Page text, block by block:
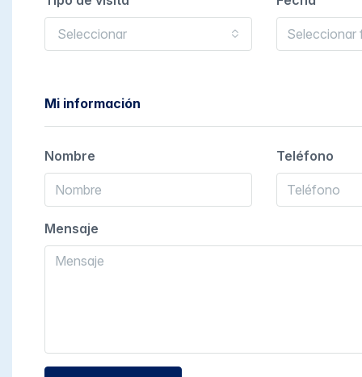
Seleccionar
Mi información
Nombre Teléfono
Mensaje